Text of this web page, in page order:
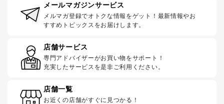
メールマガジンサービス
メルマガ登録でオトクな情報をゲット！最新情報やお
すすめトピックスをお届けします。
店舗サービス
専門アドバイザーがお買い物をサポート！
充実したサービスを是非ご利用ください。
店舗一覧
お近くの店舗がすぐに見つかる！